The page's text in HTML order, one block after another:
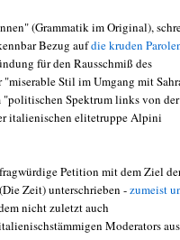
(Grammatik im Original),
Bezug aufdie kruden
für den Rausschmiß des
Stil im Umgang mit
"politischen Spektrum links von der
italienischen elitetruppe Alpini
Petition mit dem Ziel
Zeit) unterschrieben -zumeist
nicht zuletzt auch
Moderators aus